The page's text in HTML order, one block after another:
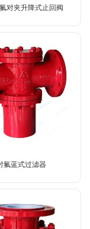
对夹升降式止回阀
氟蓝式过滤器